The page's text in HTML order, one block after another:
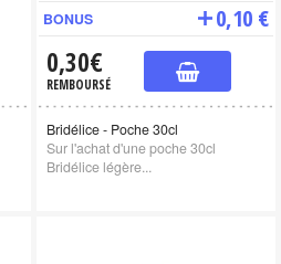
BONUS 0,10 €
0,30€
REMBOURSÉ
Bridélice - Poche 30cl
Sur l'achat d'une poche 30cl
Bridélice légère...